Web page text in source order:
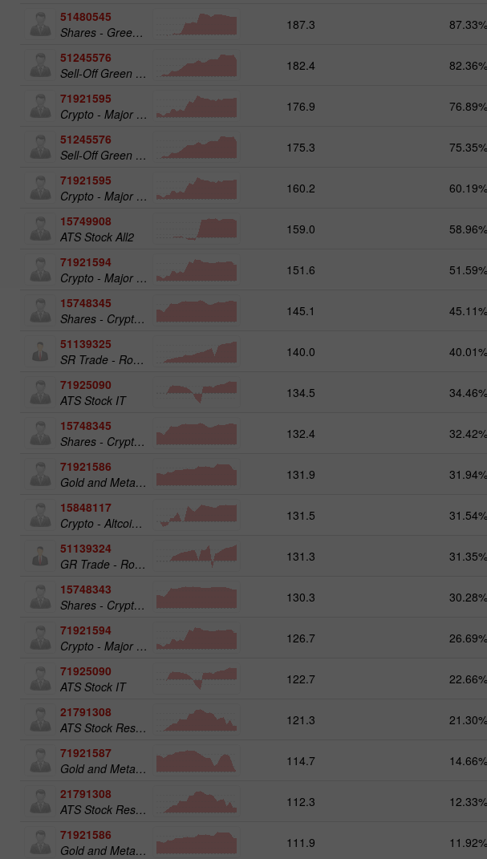
51480545
Shares - Green Energy 25
187.3 87.33%
51245576
Sell-Off Green Energy 25
182.4 82.36%
71921595
Crypto - Major crypto 50
176.9 76.89%
51245576
Sell-Off Green Energy 25
175.3 75.35%
71921595
Crypto - Major crypto 50
160.2 60.19%
15749908
ATS Stock All2
159.0 58.96%
71921594
Crypto - Major crypto 25
151.6 51.59%
15748345
Shares - Crypto 50
145.1 45.11%
51139325
SR Trade - RoboTRADE24
140.0 40.01%
71925090
ATS Stock IT
134.5 34.46%
15748345
Shares - Crypto 50
132.4 32.42%
71921586
Gold and Metals 25
131.9 31.94%
15848117
Crypto - Altcoins 25
131.5 31.54%
51139324
GR Trade - RoboTRADE24
131.3 31.35%
15748343
Shares - Crypto 25
130.3 30.28%
71921594
Crypto - Major crypto 25
126.7 26.69%
71925090
ATS Stock IT
122.7 22.66%
21791308
ATS Stock Resources
121.3 21.30%
71921587
Gold and Metals 50
114.7 14.66%
21791308
ATS Stock Resources
112.3 12.33%
71921586
Gold and Metals 25
111.9 11.92%